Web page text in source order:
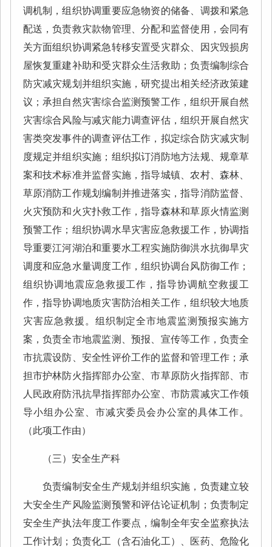
调机制，组织协调重要应急物资的储备、调拨和紧急
配送，负责救灾款物管理、分配和监督使用，会同有
关方面组织协调紧急转移安置受灾群众、因灾毁损房
屋恢复重建补助和受灾群众生活救助；负责编制综合
防灾减灾规划并组织实施，研究提出相关经济政策建
议；承担自然灾害综合监测预警工作，组织开展自然
灾害综合风险与减灾能力调查评估，组织开展自然灾
害类突发事件的调查评估工作，拟定综合防灾减灾制
度规定并组织实施；组织拟订消防地方法规、规章草
案和技术标准并监督实施，指导城镇、农村、森林、
草原消防工作规划编制并推进落实，指导消防监督、
火灾预防和火灾扑救工作，指导森林和草原火情监测
预警工作；组织协调水旱灾害应急救援工作，协调指
导重要江河湖泊和重要水工程实施防御洪水抗御旱灾
调度和应急水量调度工作，组织协调台风防御工作；
组织协调地震应急救援工作，指导协调航空救援工
作，指导协调地质灾害防治相关工作，组织较大地质
灾害应急救援。组织制定全市地震监测预报实施方
案，负责全市地震监测、预报、宣传等工作，负责全
市抗震设防、安全性评价工作的监督和管理工作；承
担市护林防火指挥部办公室、市草原防火指挥部、市
人民政府防汛抗旱指挥部办公室、市防震减灾工作领
导小组办公室、市减灾委员会办公室的具体工作。
（此项工作由）
（三）安全生产科
负责编制安全生产规划并组织实施，负责建立较
大安全生产风险监测预警和评估论证机制；负责制定
安全生产执法年度工作要点，编制全年安全监察执法
工作计划；负责化工（含石油化工）、医药、危险化